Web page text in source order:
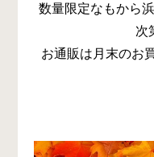
数量限定なもから
次
お通販は月末のお